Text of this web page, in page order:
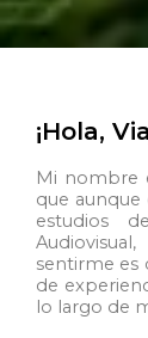
¡Hola,
Mi nombre
que
estudios
sentirme es
de
lo largo de